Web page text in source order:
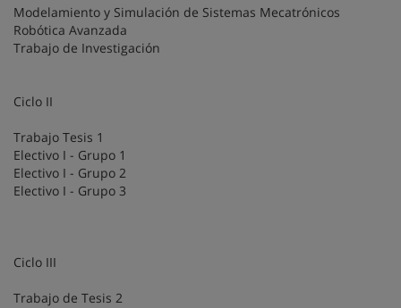
Modelamiento y Simulación de Sistemas Mecatrónicos
Robótica Avanzada
Trabajo de Investigación
Ciclo II
Trabajo Tesis 1
Electivo I - Grupo 1
Electivo I - Grupo 2
Electivo I - Grupo 3
Ciclo III
Trabajo de Tesis 2